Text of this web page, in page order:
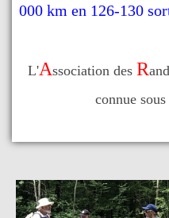
000 km en 126-130
L'Association des R
connue